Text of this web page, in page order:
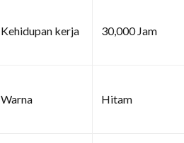
Kehidupan kerja 30,000 Jam
Warna Hitam